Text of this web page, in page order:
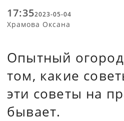
17:352023-05-04
Храмова Оксана
Опытный
том, какие
эти советы на
бывает.